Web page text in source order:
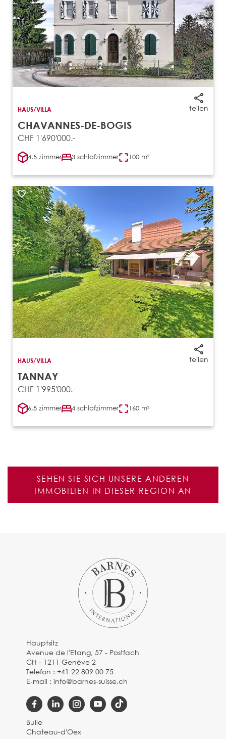
teilen
HAUS/VILLA
CHAVANNES-DE-BOGIS
CHF 1'690'000.-
4.5 zimmer 3 schlafzimmer 100 m²
teilen
HAUS/VILLA
TANNAY
CHF 1'995'000.-
6.5 zimmer 4 schlafzimmer 160 m²
SEHEN SIE SICH UNSERE ANDEREN
IMMOBILIEN IN DIESER REGION AN
Hauptsitz
Avenue de l'Etang, 57 - Postfach
CH - 1211 Genève 2
Telefon :+41 22 809 00 75
E-mail :info@barnes-suisse.ch
Bulle
Chateau-d'Oex